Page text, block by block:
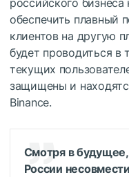
российского
обеспечить плавный
клиентов на другую
будет проводиться в
текущих
защищены и
Binance.
Смотря в
России